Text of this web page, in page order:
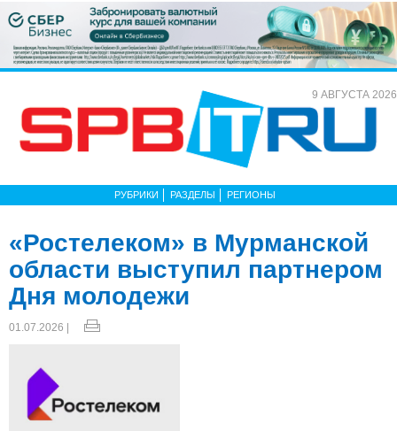
9 АВГУСТА 2026
РУБРИКИ РАЗДЕЛЫ РЕГИОНЫ
«Ростелеком» в Мурманской
области выступил партнером
Дня молодежи
01.07.2026 |